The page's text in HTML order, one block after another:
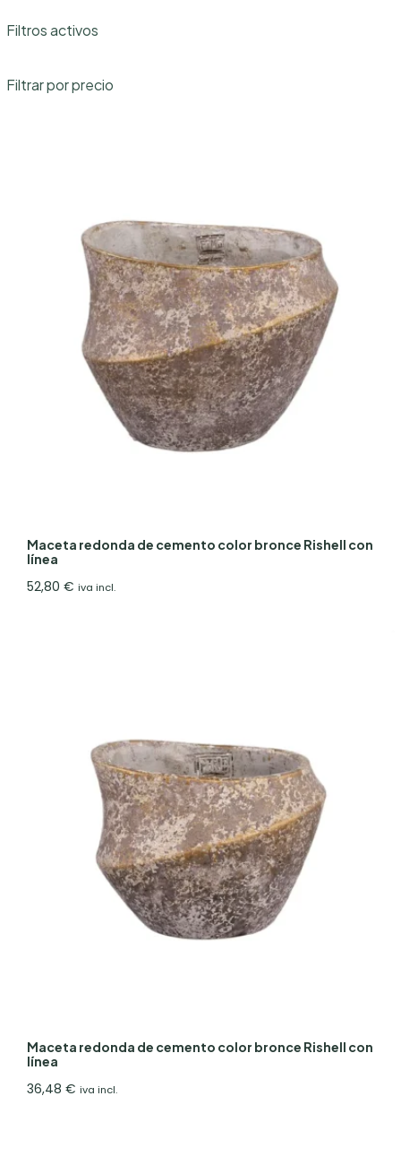
Filtros activos
Filtrar por precio
Maceta redonda de cemento color bronce Rishell con
línea
52,80€ iva incl.
Maceta redonda de cemento color bronce Rishell con
línea
36,48€ iva incl.